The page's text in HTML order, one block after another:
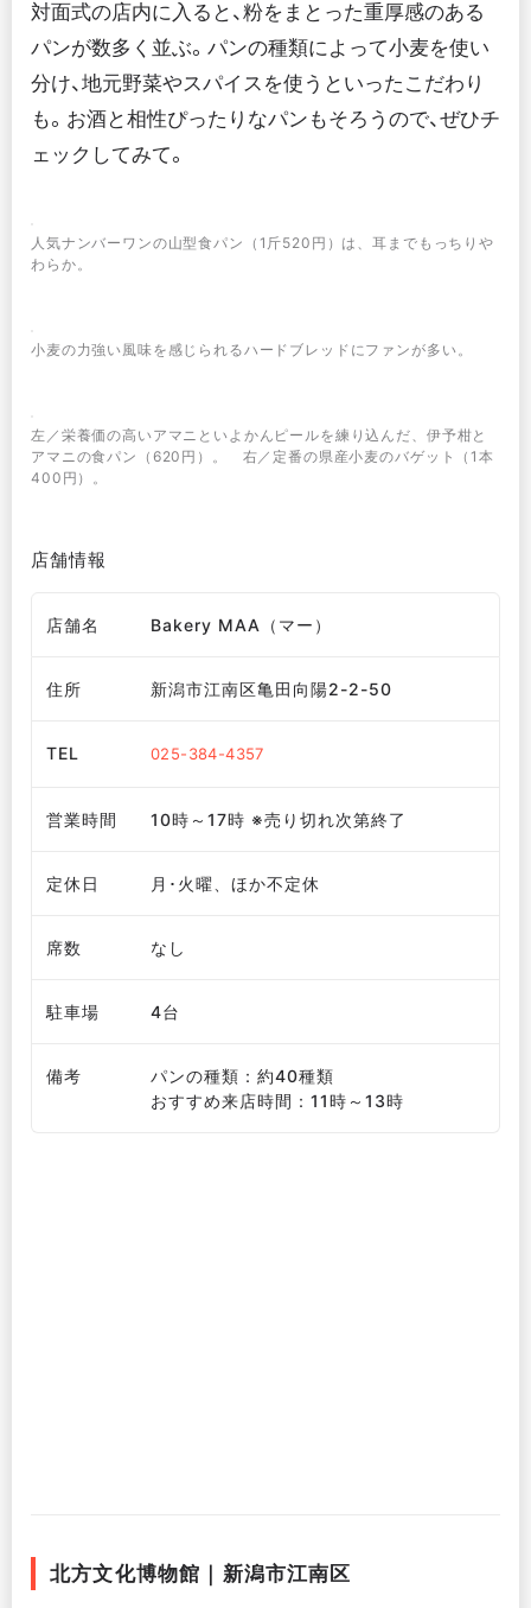
対面式の店内に入ると、粉をまとった重厚感のある
パンが数多く並ぶ。パンの種類によって小麦を使い
分け、地元野菜やスパイスを使うといったこだわり
も。お酒と相性ぴったりなパンもそろうので、ぜひチ
ェックしてみて。
人気ナンバーワンの山型食パン（1斤520円）は、耳までもっちりや
わらか。
小麦の力強い風味を感じられるハードブレッドにファンが多い。
左／栄養価の高いアマニといよかんピールを練り込んだ、伊予柑と
アマニの食パン（620円）。 右／定番の県産小麦のバゲット（1本
400円）。
店舗情報
店舗名 Bakery MAA（マー）
住所 新潟市江南区亀田向陽2-2-50
TEL 025-384-4357
営業時間 10時～17時 ※売り切れ次第終了
定休日 月･火曜、ほか不定休
席数 なし
駐車場 4台
備考
パンの種類：約40種類
おすすめ来店時間：11時～13時
北方文化博物館｜新潟市江南区